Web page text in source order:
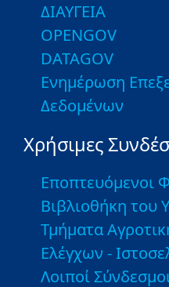
ΔΙΑΥΓΕΙΑ
OPENGOV
DATAGOV
Ενημέρωση
Δεδομένων
Χρήσιμες
Εποπτευόμενοι
Βιβλιοθήκη του
Τμήματα
Ελέγχων -
Λοιποί